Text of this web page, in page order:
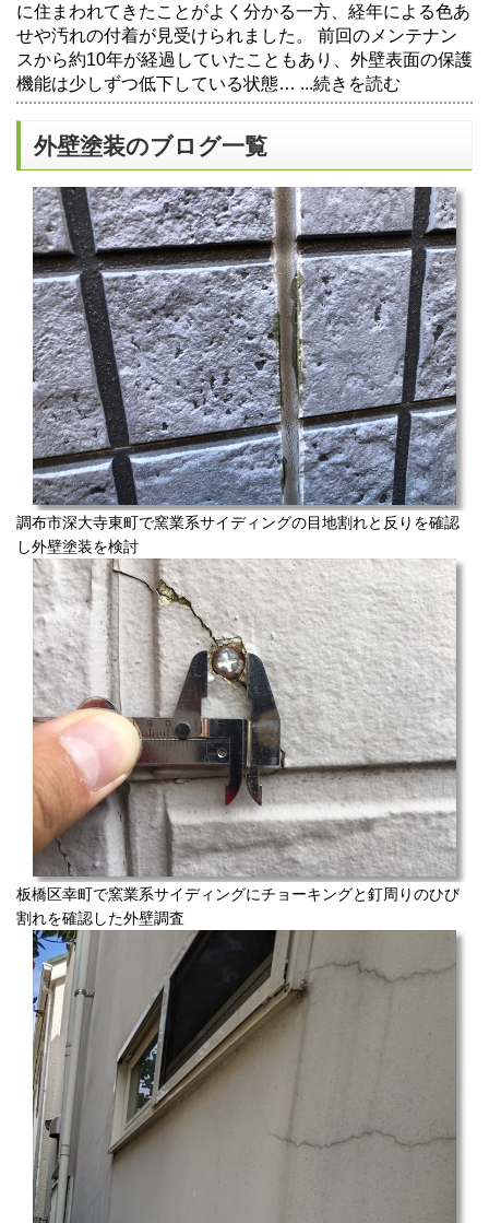
に住まわれてきたことがよく分かる一方、経年による色あ
せや汚れの付着が見受けられました。 前回のメンテナン
スから約10年が経過していたこともあり、外壁表面の保護
機能は少しずつ低下している状態… ...続きを読む
外壁塗装のブログ一覧
調布市深大寺東町で窯業系サイディングの目地割れと反りを確認
し外壁塗装を検討
板橋区幸町で窯業系サイディングにチョーキングと釘周りのひび
割れを確認した外壁調査